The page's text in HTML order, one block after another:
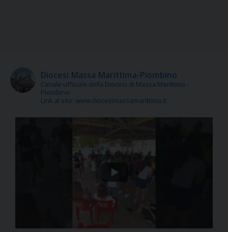
Diocesi Massa Marittima-Piombino
Canale ufficiale della Diocesi di Massa Marittima -
Piombino
Link al sito: www.diocesimassamarittima.it